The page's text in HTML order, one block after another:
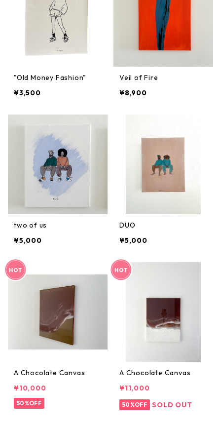
"Old Money Fashion"
¥3,500
Veil of Fire
¥8,900
two of us
¥5,000
DUO
¥5,000
A Chocolate Canvas
¥10,000
50%OFF
A Chocolate Canvas
¥11,000
50%OFF SOLD OUT